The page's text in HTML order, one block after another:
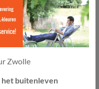
Zwolle
het buitenleven